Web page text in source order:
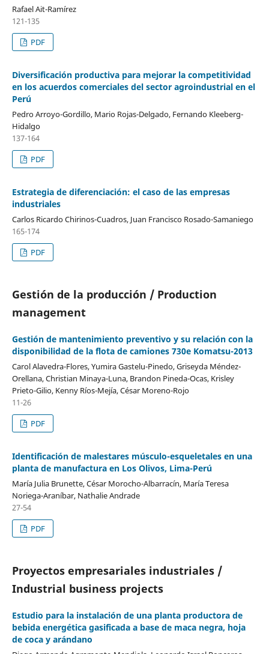
Rafael Ait-Ramírez
121-135
PDF
Diversificación productiva para mejorar la competitividad
en los acuerdos comerciales del sector agroindustrial en el
Perú
Pedro Arroyo-Gordillo, Mario Rojas-Delgado, Fernando Kleeberg-
Hidalgo
137-164
PDF
Estrategia de diferenciación: el caso de las empresas
industriales
Carlos Ricardo Chirinos-Cuadros, Juan Francisco Rosado-Samaniego
165-174
PDF
Gestión de la producción / Production
management
Gestión de mantenimiento preventivo y su relación con la
disponibilidad de la flota de camiones 730e Komatsu-2013
Carol Alavedra-Flores, Yumira Gastelu-Pinedo, Griseyda Méndez-
Orellana, Christian Minaya-Luna, Brandon Pineda-Ocas, Krisley
Prieto-Gilio, Kenny Ríos-Mejía, César Moreno-Rojo
11-26
PDF
Identificación de malestares músculo-esqueletales en una
planta de manufactura en Los Olivos, Lima-Perú
María Julia Brunette, César Morocho-Albarracín, María Teresa
Noriega-Araníbar, Nathalie Andrade
27-54
PDF
Proyectos empresariales industriales /
Industrial business projects
Estudio para la instalación de una planta productora de
bebida energética gasificada a base de maca negra, hoja
de coca y arándano